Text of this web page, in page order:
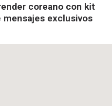
coreano con kit
exclusivos